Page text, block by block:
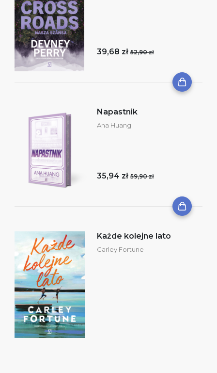
39,68 zł 52,90 zł
Napastnik
Ana Huang
35,94 zł 59,90 zł
Każde kolejne lato
Carley Fortune